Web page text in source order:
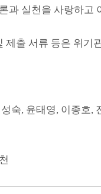
과 실천을 사랑하고
제출 서류 등은 위기
숙, 윤태영, 이종호,